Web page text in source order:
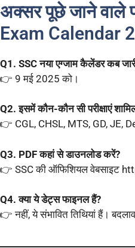
अक्सर पूछे जाने वाले
Exam Calendar
Q1. SSC नया एग्जाम कैलेंडर कब
👉 9 मई 2025 को।
Q2. इसमें कौन-कौन सी परीक्षाएं
👉 CGL, CHSL, MTS, GD, JE,
Q3. PDF कहां से डाउनलोड करें?
👉 SSC की ऑफिशियल वेबसाइट
Q4. क्या ये डेट्स फाइनल हैं?
👉 नहीं, ये संभावित तिथियां हैं।